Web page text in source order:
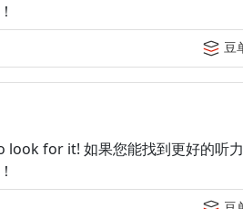
豆
for it! 如果您能找到更好的听